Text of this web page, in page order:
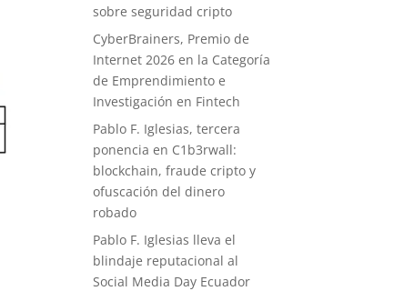
sobre seguridad cripto
CyberBrainers, Premio de
Internet 2026 en la Categoría
de Emprendimiento e
Investigación en Fintech
Pablo F. Iglesias, tercera
ponencia en C1b3rwall:
blockchain, fraude cripto y
ofuscación del dinero
robado
Pablo F. Iglesias lleva el
blindaje reputacional al
Social Media Day Ecuador